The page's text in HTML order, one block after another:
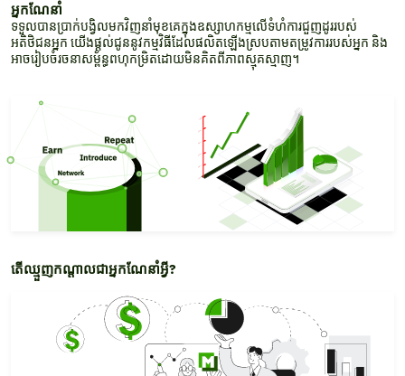
អ្នកណែនាំ
ទទួលបានប្រាក់បង្វិលមកវិញនាំមុខគេក្នុងឧស្សាហកម្មលើទំហំការជួញដូររបស់
អតិថិជនអ្នក យើងផ្តល់ជូននូវកម្មវិធីដែលផលិតឡើងស្របតាមតម្រូវការរបស់អ្នក និង
អាចរៀបចំរចនាសម្ព័ន្ធពហុកម្រិតដោយមិនគិតពីភាពស្មុគស្មាញ។
តើឈ្មួញកណ្តាលជាអ្នកណែនាំអ្វី?